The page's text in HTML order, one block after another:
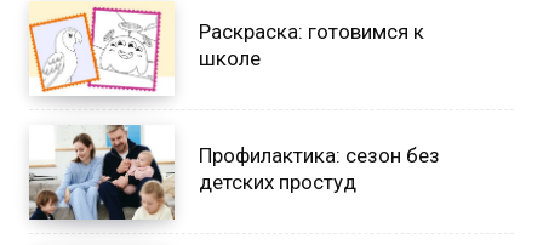
Раскраска: готовимся к
школе
Профилактика: сезон без
детских простуд